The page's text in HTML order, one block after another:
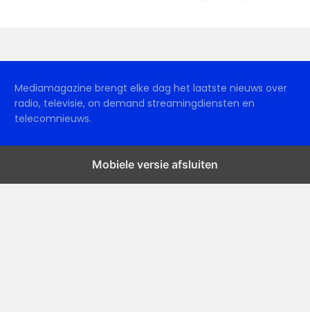
Mediamagazine brengt elke dag het laatste nieuws over
radio, televisie, on demand streamingdiensten en
telecomnieuws.
Mobiele versie afsluiten